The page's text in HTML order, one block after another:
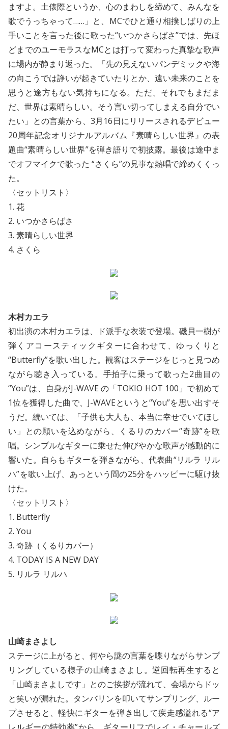
ますよ。土俵際というか、心のまわしを締めて、みんなを
歌でうっちゃって……」と、MCでひと通り相撲しばりの上
手いことを言った後に歌った“いつかさらばさ”では、先ほ
どまでのユーモラスなMCとは打って変わった真摯な歌声
に場内が静まり返った。「先の見えないパンデミックや海
の向こうでは諍いが起きていたりとか、遠い未来のことを
思うと途方もない気持ちになる。ただ、それでもまだま
だ、世界は素晴らしい。そう言い切ってしまえる自分でい
たい」との言葉から、3月16日にリリースされるデビュー
20周年記念オリジナルアルバム『素晴らしい世界』の表
題曲“素晴らしい世界”を弾き語りで初披露。最後は途中ま
でオフマイクで歌った “さくら”の見事な熱唱で締めくくっ
た。
〈セットリスト〉
1. 花
2. いつかさらばさ
3. 素晴らしい世界
4. さくら
木村カエラ
初出演の木村カエラは、ド派手な衣装で登場。磯貝一樹が
弾くアコースティックギターに合わせて、ゆっくりと
“Butterfly”を歌い出した。観客はステージをじっと見つめ
ながら聴き入っている。手拍子に乗って歌った2曲目の
“You”は、自身がJ-WAVE の「TOKIO HOT 100」で初めて
1位を獲得した曲で、J-WAVEというと“You”を思い出すそ
うだ。続いては、「子供も大人も、本当に幸せでいてほし
い」との願いを込めながら、くるりのカバー“奇跡”を歌
唱。シンプルなギターに乗せた伸びやかな歌声が感動的に
響いた。自らもギターを弾きながら、代表曲“リルラ リル
ハ”を歌い上げ、あっという間の25分をハッピーに駆け抜
けた。
〈セットリスト〉
1. Butterfly
2. You
3. 奇跡（くるりカバー）
4. TODAY IS A NEW DAY
5. リルラ リルハ
山崎まさよし
ステージに上がると、何やら謎の言葉を喋りながらサンプ
リングしている様子の山崎まさよし。逆回転再生すると
「山崎まさよしです」とのご挨拶が流れて、会場からドッ
と笑いが漏れた。タンバリンを叩いてサンプリング、ルー
プさせると、軽快にギターを弾き出して疾走感溢れる“ア